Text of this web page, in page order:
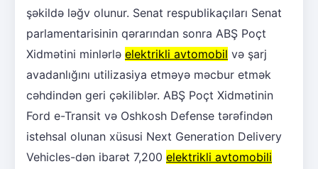
şəkildə ləğv olunur. Senat respublikaçıları Senat
parlamentarisinin qərarından sonra ABŞ Poçt
Xidmətini minlərlə elektrikli avtomobil və şarj
avadanlığını utilizasiya etməyə məcbur etmək
cəhdindən geri çəkiliblər. ABŞ Poçt Xidmətinin
Ford e-Transit və Oshkosh Defense tərəfindən
istehsal olunan xüsusi Next Generation Delivery
Vehicles-dən ibarət 7,200 elektrikli avtomobili